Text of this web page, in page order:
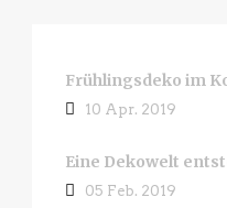
Frühlingsdeko im
10 Apr. 2019
Eine Dekowelt
05 Feb. 2019